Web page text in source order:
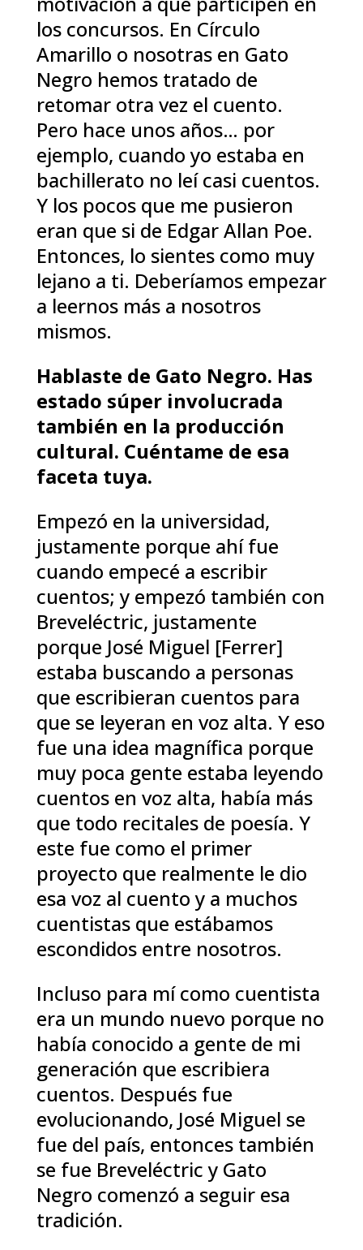
los concursos. En Círculo
Amarillo o nosotras en Gato
Negro hemos tratado de
retomar otra vez el cuento.
Pero hace unos años… por
ejemplo, cuando yo estaba en
bachillerato no leí casi cuentos.
Y los pocos que me pusieron
eran que si de Edgar Allan Poe.
Entonces, lo sientes como muy
lejano a ti. Deberíamos empezar
a leernos más a nosotros
mismos.
Hablaste de Gato Negro. Has
estado súper involucrada
también en la producción
cultural. Cuéntame de esa
faceta tuya.
Empezó en la universidad,
justamente porque ahí fue
cuando empecé a escribir
cuentos; y empezó también con
Breveléctric, justamente
porque José Miguel [Ferrer]
estaba buscando a personas
que escribieran cuentos para
que se leyeran en voz alta. Y eso
fue una idea magnífica porque
muy poca gente estaba leyendo
cuentos en voz alta, había más
que todo recitales de poesía. Y
este fue como el primer
proyecto que realmente le dio
esa voz al cuento y a muchos
cuentistas que estábamos
escondidos entre nosotros.
Incluso para mí como cuentista
era un mundo nuevo porque no
había conocido a gente de mi
generación que escribiera
cuentos. Después fue
evolucionando, José Miguel se
fue del país, entonces también
se fue Breveléctric y Gato
Negro comenzó a seguir esa
tradición.